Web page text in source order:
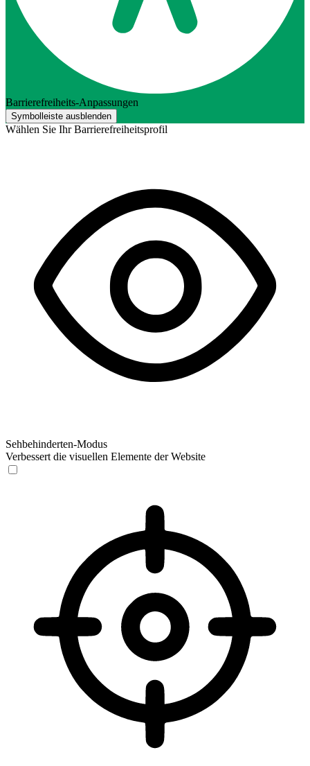
Barrierefreiheits-Anpassungen
Symbolleiste ausblenden
Wählen Sie Ihr Barrierefreiheitsprofil
Sehbehinderten-Modus
Verbessert die visuellen Elemente der Website